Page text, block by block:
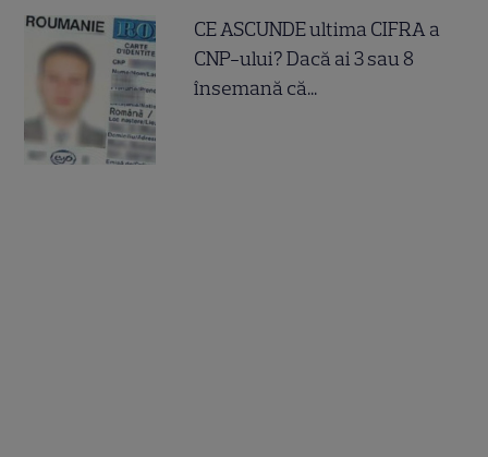
CE ASCUNDE ultima CIFRA a
CNP-ului? Dacă ai 3 sau 8
însemană că...